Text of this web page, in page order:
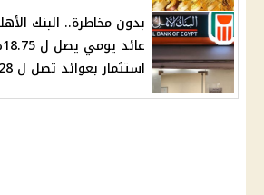
بدون مخاطرة.. البنك
استثمار بعوائد تصل ل 28%